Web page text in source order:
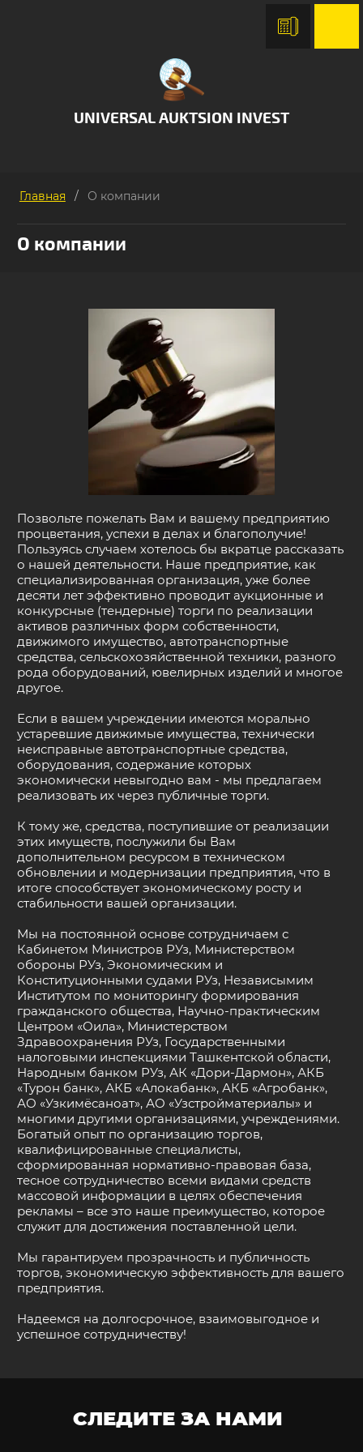
UNIVERSAL AUKTSION INVEST
Главная / О компании
О компании
Позвольте пожелать Вам и вашему предприятию
процветания, успехи в делах и благополучие!
Пользуясь случаем хотелось бы вкратце рассказать
о нашей деятельности. Наше предприятие, как
специализированная организация, уже более
десяти лет эффективно проводит аукционные и
конкурсные (тендерные) торги по реализации
активов различных форм собственности,
движимого имущество, автотранспортные
средства, сельскохозяйственной техники, разного
рода оборудований, ювелирных изделий и многое
другое.
Если в вашем учреждении имеются морально
устаревшие движимые имущества, технически
неисправные автотранспортные средства,
оборудования, содержание которых
экономически невыгодно вам - мы предлагаем
реализовать их через публичные торги.
К тому же, средства, поступившие от реализации
этих имуществ, послужили бы Вам
дополнительном ресурсом в техническом
обновлении и модернизации предприятия, что в
итоге способствует экономическому росту и
стабильности вашей организации.
Мы на постоянной основе сотрудничаем с
Кабинетом Министров РУз, Министерством
обороны РУз, Экономическим и
Конституционными судами РУз, Независымим
Институтом по мониторингу формирования
гражданского общества, Научно-практическим
Центром «Оила», Министерством
Здравоохранения РУз, Государственными
налоговыми инспекциями Ташкентской области,
Народным банком РУз, АК «Дори-Дармон», АКБ
«Турон банк», АКБ «Алокабанк», АКБ «Агробанк»,
АО «Узкимёсаноат», АО «Узстройматериалы» и
многими другими организациями, учреждениями.
Богатый опыт по организацию торгов,
квалифицированные специалисты,
сформированная нормативно-правовая база,
тесное сотрудничество всеми видами средств
массовой информации в целях обеспечения
рекламы – все это наше преимущество, которое
служит для достижения поставленной цели.
Мы гарантируем прозрачность и публичность
торгов, экономическую эффективность для вашего
предприятия.
Надеемся на долгосрочное, взаимовыгодное и
успешное сотрудничеству!
СЛЕДИТЕ ЗА НАМИ